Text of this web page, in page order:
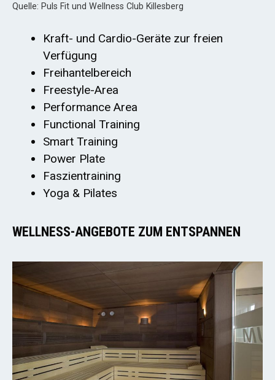
Quelle: Puls Fit und Wellness Club Killesberg
Kraft- und Cardio-Geräte zur freien
Verfügung
Freihantelbereich
Freestyle-Area
Performance Area
Functional Training
Smart Training
Power Plate
Faszientraining
Yoga & Pilates
WELLNESS-ANGEBOTE ZUM ENTSPANNEN